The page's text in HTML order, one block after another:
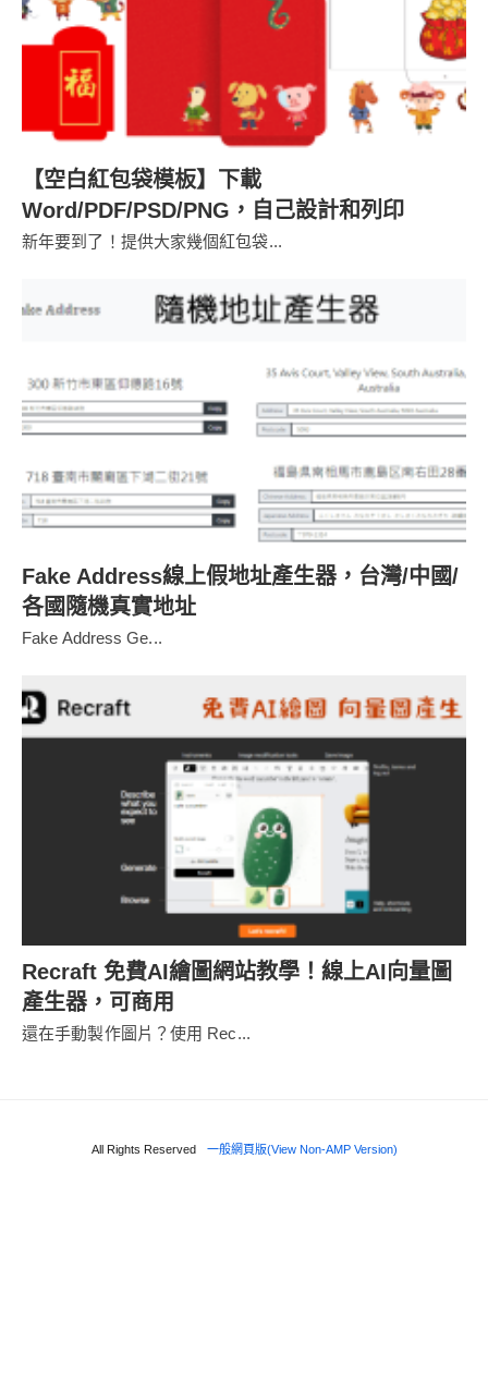
【空白紅包袋模板】下載
Word/PDF/PSD/PNG，自己設計和列印
新年要到了！提供大家幾個紅包袋...
Fake Address線上假地址產生器，台灣/中國/
各國隨機真實地址
Fake Address Ge...
Recraft 免費AI繪圖網站教學！線上AI向量圖
產生器，可商用
還在手動製作圖片？使用 Rec...
All Rights Reserved 一般網頁版(View Non-AMP Version)